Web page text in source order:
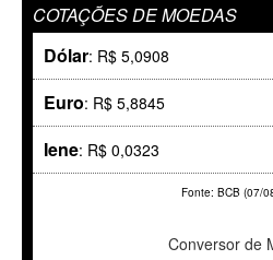
COTAÇÕES DE MOEDAS
Dólar: R$ 5,0908
Euro: R$ 5,8845
Iene: R$ 0,0323
Fonte: BCB (07/
Conversor de